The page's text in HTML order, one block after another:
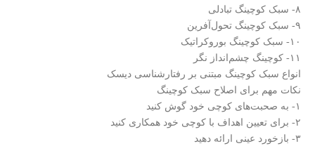
۸- سبک کوچینگ تبادلی
۹- سبک کوچینگ تحول‌آفرین
۱۰- سبک کوچینگ بوروکراتیک
۱۱- کوچینگ چشم‌انداز نگر
انواع سبک کوچینگ مبتنی بر رفتارشناسی دیسک
نکات مهم برای اصلاح سبک کوچینگ
۱- به صحبت‌های کوچی خود گوش کنید
۲- برای تعیین اهداف با کوچی خود همکاری کنید
۳- بازخورد عینی ارائه دهید